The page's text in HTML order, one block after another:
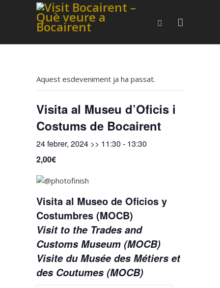
Aquest esdeveniment ja ha passat.
Visita al Museu d’Oficis i
Costums de Bocairent
24 febrer, 2024 >> 11:30 - 13:30
2,00€
Visita al Museo de Oficios y
Costumbres (MOCB)
Visit to the Trades and
Customs Museum (MOCB)
Visite du Musée des Métiers et
des Coutumes (MOCB)